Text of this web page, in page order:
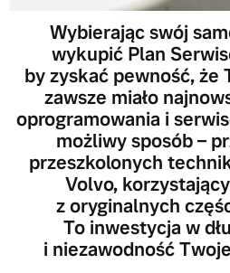
Wybierając swój
wykupić Plan
by zyskać pewność, że
zawsze miało
oprogramowania i
możliwy sposób –
przeszkolonych
Volvo,
z oryginalnych
To inwestycja w
i niezawodność